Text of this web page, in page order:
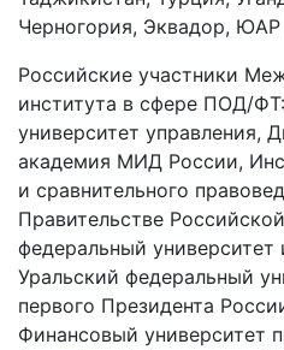
Черногория, Эквадор, ЮАР
Российские участники
института в сфере ПОД/
университет управления,
академия МИД России,
и сравнительного
Правительстве
федеральный
Уральский федеральный
первого Президента
Финансовый университет